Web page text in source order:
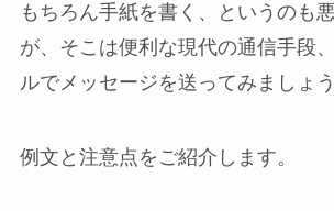
もちろん手紙を書く、というのも
が、そこは便利な現代の通信手段
ルでメッセージを送ってみましょう
例文と注意点をご紹介します。